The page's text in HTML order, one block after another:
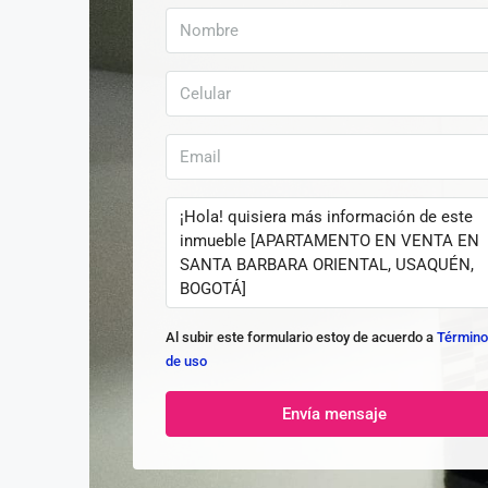
Al subir este formulario estoy de acuerdo a
de uso
Envía mensaje